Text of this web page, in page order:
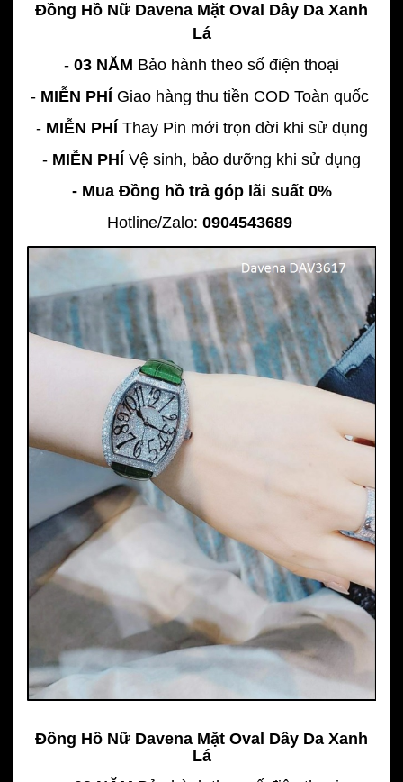
Đồng Hồ Nữ Davena Mặt Oval Dây Da Xanh
Lá
- 03 NĂM Bảo hành theo số điện thoại
- MIỄN PHÍ Giao hàng thu tiền COD Toàn quốc
- MIỄN PHÍ Thay Pin mới trọn đời khi sử dụng
- MIỄN PHÍ Vệ sinh, bảo dưỡng khi sử dụng
- Mua Đồng hồ trả góp lãi suất 0%
Hotline/Zalo: 0904543689
Đồng Hồ Nữ Davena Mặt Oval Dây Da Xanh
Lá